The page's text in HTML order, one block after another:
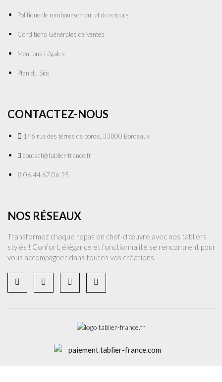
Politique de remboursement et de retours
Conditions Générales de Ventes
Mentions Légales
Plan du Site
CONTACTEZ-NOUS
146 rue des terres de borde, 33800 Bordeaux
contact@tablier-france.fr
06.44.67.06.25
NOS RÉSEAUX
Transformez chaque repas en chef-d'œuvre avec nos tabliers
stylés ! Confort, élégance et fonctionnalité se rencontrent pour
vous accompagner dans toutes vos créations.